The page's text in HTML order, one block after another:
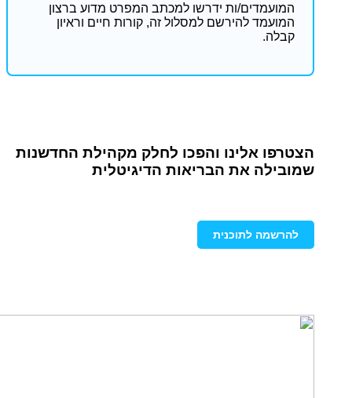
המועמדים/ות ידרשו למכתב המפרט מדוע ברצון
המועמד להירשם למסלול זה, קורות חיים וראיון
קבלה.​
הצטרפו אלינו והפכו לחלק מקהילת החדשנות
שמובילה את הבריאות הדיגיטלית
להרשמה לתוכנית